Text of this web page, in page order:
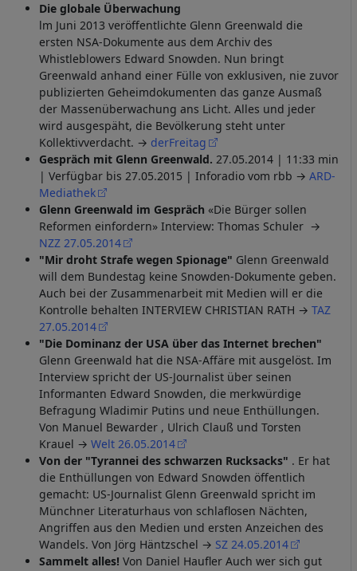
Die globale Überwachung
lm Juni 2013 veröffentlichte Glenn Greenwald die
ersten NSA-Dokumente aus dem Archiv des
Whistleblowers Edward Snowden. Nun bringt
Greenwald anhand einer Fülle von exklusiven, nie zuvor
publizierten Geheimdokumenten das ganze Ausmaß
der Massenüberwachung ans Licht. Alles und jeder
wird ausgespäht, die Bevölkerung steht unter
Kollektivverdacht. → derFreitag
Gespräch mit Glenn Greenwald. 27.05.2014 | 11:33 min
| Verfügbar bis 27.05.2015 | Inforadio vom rbb → ARD-
Mediathek
Glenn Greenwald im Gespräch «Die Bürger sollen
Reformen einfordern» Interview: Thomas Schuler →
NZZ 27.05.2014
"Mir droht Strafe wegen Spionage" Glenn Greenwald
will dem Bundestag keine Snowden-Dokumente geben.
Auch bei der Zusammenarbeit mit Medien will er die
Kontrolle behalten INTERVIEW CHRISTIAN RATH → TAZ
27.05.2014
"Die Dominanz der USA über das Internet brechen"
Glenn Greenwald hat die NSA-Affäre mit ausgelöst. Im
Interview spricht der US-Journalist über seinen
Informanten Edward Snowden, die merkwürdige
Befragung Wladimir Putins und neue Enthüllungen.
Von Manuel Bewarder , Ulrich Clauß und Torsten
Krauel → Welt 26.05.2014
Von der "Tyrannei des schwarzen Rucksacks" . Er hat
die Enthüllungen von Edward Snowden öffentlich
gemacht: US-Journalist Glenn Greenwald spricht im
Münchner Literaturhaus von schlaflosen Nächten,
Angriffen aus den Medien und ersten Anzeichen des
Wandels. Von Jörg Häntzschel → SZ 24.05.2014
Sammelt alles! Von Daniel Haufler Auch wer sich gut